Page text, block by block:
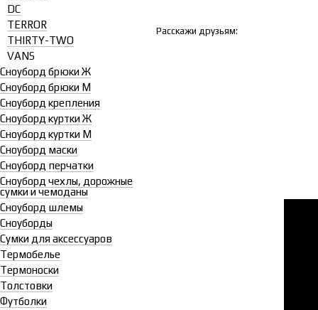
Расскажи друзьям:
DC
TERROR
THIRTY-TWO
VANS
Сноуборд брюки Ж
Сноуборд брюки М
Сноуборд крепления
Сноуборд куртки Ж
Сноуборд куртки М
Сноуборд маски
Сноуборд перчатки
Сноуборд чехлы, дорожные
сумки и чемоданы
Сноуборд шлемы
Сноуборды
Сумки для аксессуаров
Термобелье
Термоноски
Толстовки
Футболки